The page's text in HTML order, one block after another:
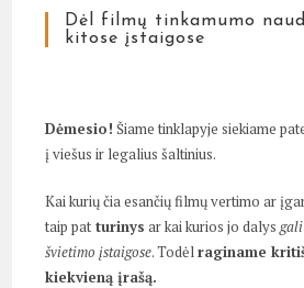
Dėl filmų tinkamumo
kitose įstaigose
Dėmesio! Šiame tinklapyje siekiame
į viešus ir legalius šaltinius.
Kai kurių čia esančių filmų vertimo ar
taip pat turinys ar kai kurios jo dalys
švietimo įstaigose. Todėlraginame
kiekvieną įrašą.